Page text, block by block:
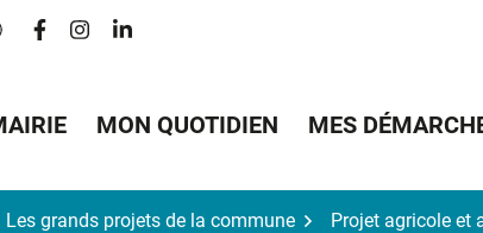
d'accessibilité
Lien vers le compte Facebook
Lien vers le compte Instagram
Lien vers le compte Linkedin
MON QUOTIDIEN MES
Les grands projets de la commune Projet agricole et